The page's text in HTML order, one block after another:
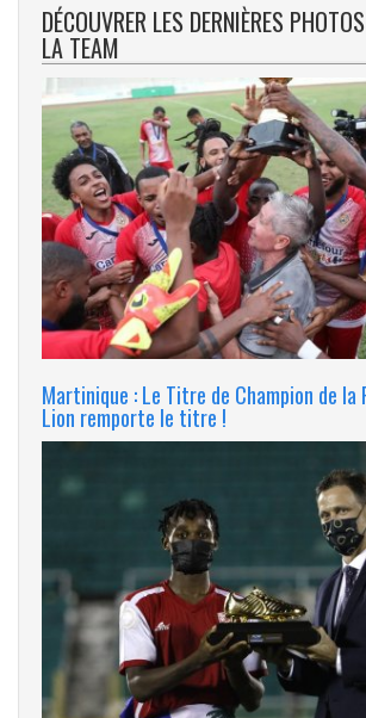
DÉCOUVRER LES DERNIÈRES
LA TEAM
Martinique : Le Titre de Champion de la
Lion remporte le titre !